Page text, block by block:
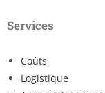
Services
Coûts
Logistique